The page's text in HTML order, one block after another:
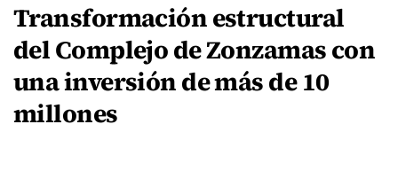
Transformación estructural
del Complejo de Zonzamas con
una inversión de más de 10
millones